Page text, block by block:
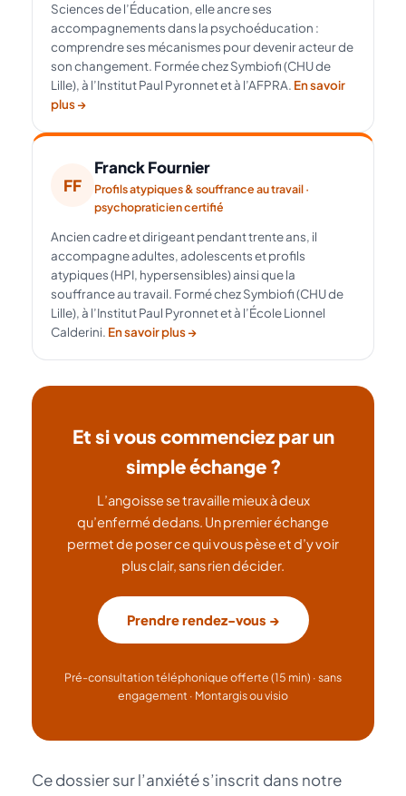
Sciences de l’Éducation, elle ancre ses
accompagnements dans la psychoéducation :
comprendre ses mécanismes pour devenir acteur de
son changement. Formée chez Symbiofi (CHU de
Lille), à l’Institut Paul Pyronnet et à l’AFPRA. En savoir
plus →
FF
Franck Fournier
Profils atypiques & souffrance au travail ·
psychopraticien certifié
Ancien cadre et dirigeant pendant trente ans, il
accompagne adultes, adolescents et profils
atypiques (HPI, hypersensibles) ainsi que la
souffrance au travail. Formé chez Symbiofi (CHU de
Lille), à l’Institut Paul Pyronnet et à l’École Lionnel
Calderini. En savoir plus →
Et si vous commenciez par un
simple échange ?
L’angoisse se travaille mieux à deux
qu’enfermé dedans. Un premier échange
permet de poser ce qui vous pèse et d’y voir
plus clair, sans rien décider.
Prendre rendez-vous →
Pré-consultation téléphonique offerte (15 min) · sans
engagement · Montargis ou visio
Ce dossier sur l’anxiété s’inscrit dans notre